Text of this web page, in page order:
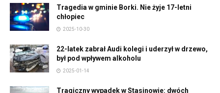
Tragedia w gminie Borki. Nie żyje 17-letni
chłopiec
2025-10-30
22-latek zabrał Audi kolegi i uderzył w drzewo,
był pod wpływem alkoholu
2025-01-14
Tragiczny wypadek w Stasinowie: dwóch